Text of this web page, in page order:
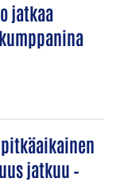
jatkaa
jatkuu –